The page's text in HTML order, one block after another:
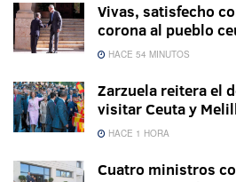
Vivas, satisfecho
corona al pueblo
HACE 54 MINUTOS
Zarzuela reitera el
visitar Ceuta y
HACE 1 HORA
Cuatro ministros